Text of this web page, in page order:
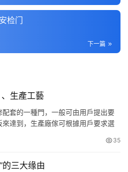
检门
下一篇
生產工藝
套的一種門，一般可由用戶提出要
達到，生產廠傢可根據用戶要求選
的價格也比鋼質防盜門要貴。它是
做免漆處理或者油漆處理而成的
35
的三大缘由